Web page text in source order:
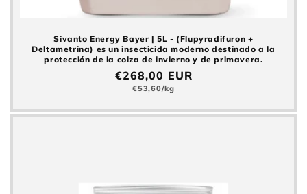
Sivanto Energy Bayer | 5L - (Flupyradifuron +
Deltametrina) es un insecticida moderno destinado a la
protección de la colza de invierno y de primavera.
Precio
normal
€268,00 EUR
Precio
€53,60/kg